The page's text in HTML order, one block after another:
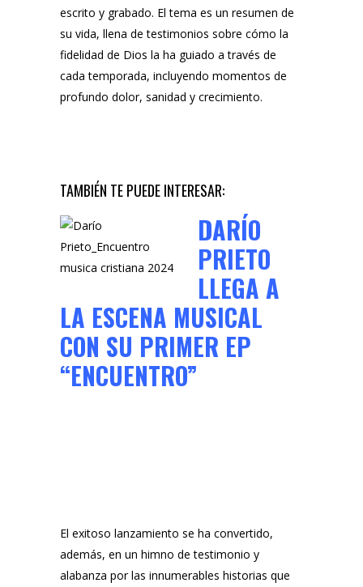
escrito y grabado. El tema es un resumen de
su vida, llena de testimonios sobre cómo la
fidelidad de Dios la ha guiado a través de
cada temporada, incluyendo momentos de
profundo dolor, sanidad y crecimiento.
TAMBIÉN TE PUEDE INTERESAR:
DARÍO
PRIETO
LLEGA A
LA ESCENA MUSICAL
CON SU PRIMER EP
“ENCUENTRO”
El exitoso lanzamiento se ha convertido,
además, en un himno de testimonio y
alabanza por las innumerables historias que